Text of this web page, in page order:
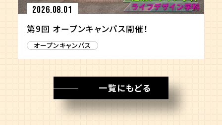
2026.08.01
第9回 オープンキャンパス開催！
オープンキャンパス
一覧にもどる